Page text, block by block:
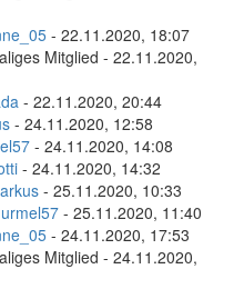
- 22.11.2020, 18:07
Mitglied - 22.11.2020,
- 22.11.2020, 20:44
- 24.11.2020, 12:58
- 24.11.2020, 14:08
- 24.11.2020, 14:32
- 25.11.2020, 10:33
urmel57 - 25.11.2020, 11:40
- 24.11.2020, 17:53
Mitglied - 24.11.2020,